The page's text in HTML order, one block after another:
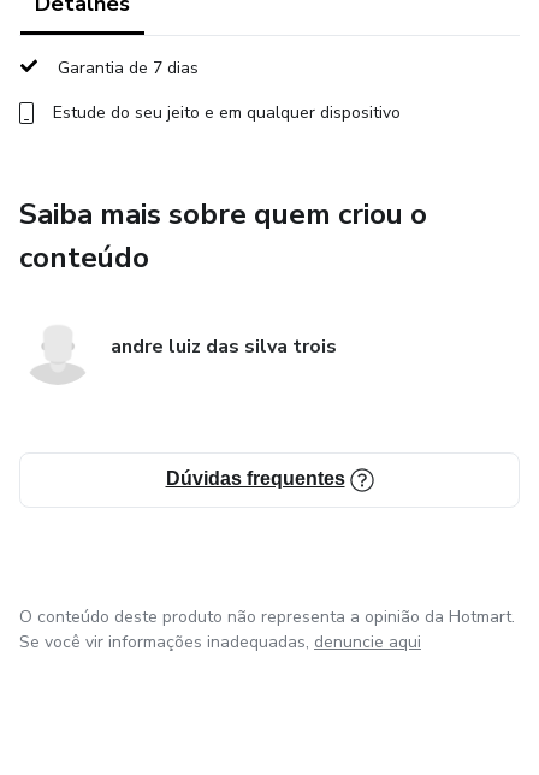
Garantia de 7 dias
Estude do seu jeito e em qualquer dispositivo
Saiba mais sobre quem criou o
conteúdo
andre luiz das silva trois
Dúvidas frequentes
O conteúdo deste produto não representa a opinião da Hotmart.
Se você vir informações inadequadas, denuncie aqui